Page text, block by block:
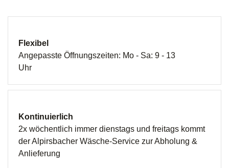
Flexibel
Angepasste Öffnungszeiten: Mo - Sa: 9 - 13
Uhr
Kontinuierlich
2x wöchentlich immer dienstags und freitags kommt
der Alpirsbacher Wäsche-Service zur Abholung &
Anlieferung